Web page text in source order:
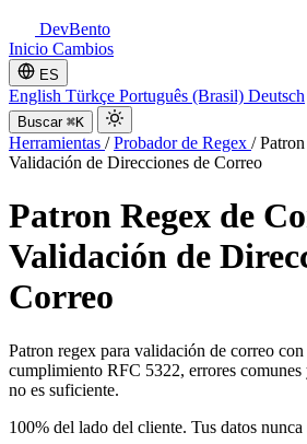
DevBento
Inicio Cambios
ES
English Türkçe Português (Brasil) Deutsch
Buscar ⌘K
Herramientas / Probador de Regex /
Validación de Direcciones de Correo
Patron Regex de
Validación de
Correo
Patron regex para validación de correo
cumplimiento RFC 5322, errores
no es suficiente.
100% del lado del cliente. Tus datos nunca